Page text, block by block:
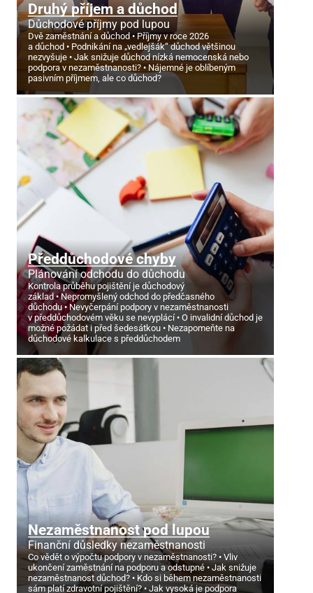
Druhý příjem a důchod
Důchodové příjmy pod lupou
Dvě zaměstnání a důchod
Příjmy v roce 2026
a důchod
Podnikání na „vedlejšák“ důchod většinou
nezvyšuje
Jak snižuje důchod nízká nemocenská nebo
podpora v nezaměstnanosti?
Nájemné je oblíbeným
pasivním příjmem, ale co důchod?
Předdůchodové chyby
Plánování odchodu do důchodu
Kontrola průběhu pojištění je důchodový
základ
Nepromyšlený odchod do předčasného
důchodu
Nevyčerpání podpory v nezaměstnanosti
v předdůchodovém věku se nevyplácí
O invalidní důchod je
možné požádat i před šedesátkou
Nezapomeňte na
důchodové kalkulace s předdůchodem
Nezaměstnanost pod lupou
Finanční důsledky nezaměstnanosti
Co vědět o výpočtu podpory v nezaměstnanosti?
Vliv
ukončení zaměstnání na podporu a odstupné
Jak snižuje
nezaměstnanost důchod?
Kdo si během nezaměstnanosti
sám platí zdravotní pojištění?
Jak vysoká je podpora